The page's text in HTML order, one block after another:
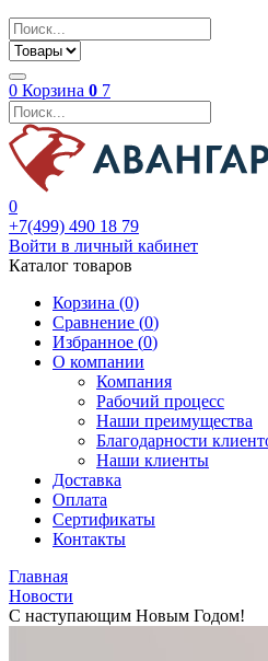
0 Корзина 0 7
0
+7(499) 490 18 79
Войти в личный кабинет
Каталог товаров
Корзина (0)
Сравнение (0)
Избранное (0)
О компании
Компания
Рабочий процесс
Наши преимущества
Благодарности
Наши клиенты
Доставка
Оплата
Сертификаты
Контакты
Главная
Новости
С наступающим Новым Годом!